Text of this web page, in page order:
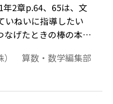
年2章p.64、65は、文
いねいに指導したい
なげたときの棒の本数
す。…
） 算数・数学編集部